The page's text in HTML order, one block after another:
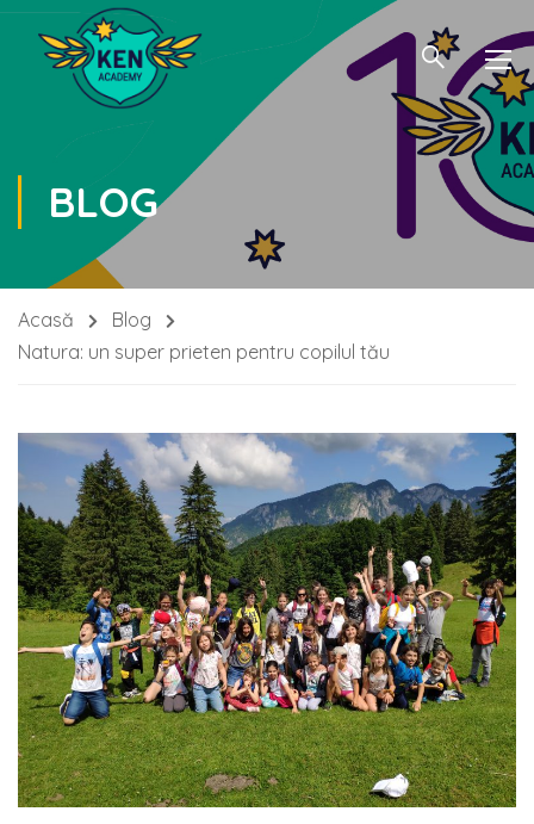
BLOG
Acasă
Blog
Natura: un super prieten pentru copilul tău